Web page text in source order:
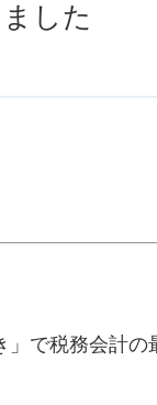
した
」で税務会計の